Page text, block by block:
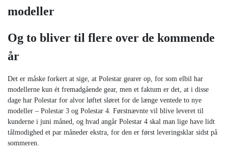
modeller
Og to bliver til flere over de kommende
år
Det er måske forkert at sige, at Polestar gearer op, for som elbil har
modellerne kun ét fremadgående gear, men et faktum er det, at i disse
dage har Polestar for alvor løftet sløret for de længe ventede to nye
modeller – Polestar 3 og Polestar 4. Førstnævnte vil blive leveret til
kunderne i juni måned, og hvad angår Polestar 4 skal man lige have lidt
tålmodighed et par måneder ekstra, for den er først leveringsklar sidst på
sommeren.